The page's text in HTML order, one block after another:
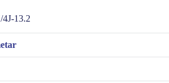
13.2